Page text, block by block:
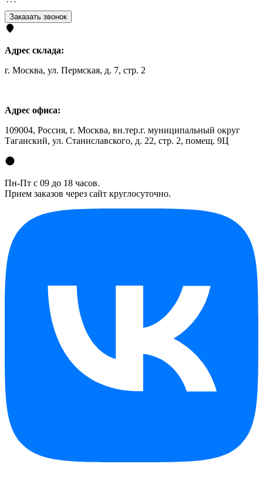
Заказать звонок
Адрес склада:
г. Москва, ул. Пермская, д. 7, стр. 2
Адрес офиса:
109004, Россия, г. Москва, вн.тер.г. муниципальный округ
Таганский, ул. Станиславского, д. 22, стр. 2, помещ. 9Ц
Пн-Пт с 09 до 18 часов.
Прием заказов через сайт круглосуточно.